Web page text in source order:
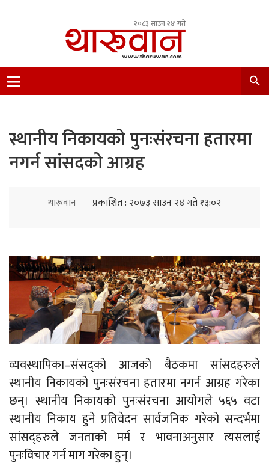
२०८३ साउन २४ गते
Nepal.
स्थानीय निकायको पुनःसंरचना हतारमा
नगर्न सांसदको आग्रह
थारूवान प्रकाशित : २०७३ साउन २४ गते १३:०२
व्यवस्थापिका–संसद्को आजको बैठकमा सांसदहरुले
स्थानीय निकायको पुनःसंरचना हतारमा नगर्न आग्रह गरेका
छन्। स्थानीय निकायको पुनःसंरचना आयोगले ५६५ वटा
स्थानीय निकाय हुने प्रतिवेदन सार्वजनिक गरेको सन्दर्भमा
सांसद्हरुले जनताको मर्म र भावनाअनुसार त्यसलाई
पुनःविचार गर्न माग गरेका हुन्।